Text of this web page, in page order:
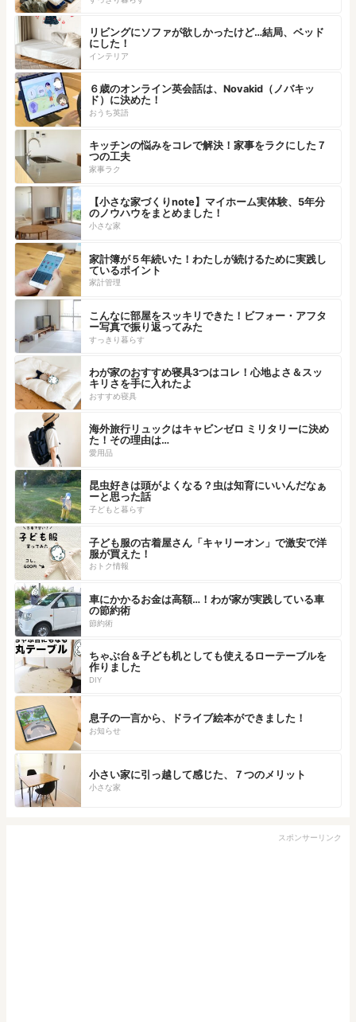
リビングにソファが欲しかったけど…結局、ベッド
にした！
インテリア
６歳のオンライン英会話は、Novakid（ノバキッ
ド）に決めた！
おうち英語
キッチンの悩みをコレで解決！家事をラクにした７
つの工夫
家事ラク
【小さな家づくりnote】マイホーム実体験、5年分
のノウハウをまとめました！
小さな家
家計簿が５年続いた！わたしが続けるために実践し
ているポイント
家計管理
こんなに部屋をスッキリできた！ビフォー・アフタ
ー写真で振り返ってみた
すっきり暮らす
わが家のおすすめ寝具3つはコレ！心地よさ＆スッ
キリさを手に入れたよ
おすすめ寝具
海外旅行リュックはキャビンゼロ ミリタリーに決め
た！その理由は…
愛用品
昆虫好きは頭がよくなる？虫は知育にいいんだなぁ
ーと思った話
子どもと暮らす
子ども服の古着屋さん「キャリーオン」で激安で洋
服が買えた！
おトク情報
車にかかるお金は高額…！わが家が実践している車
の節約術
節約術
ちゃぶ台＆子ども机としても使えるローテーブルを
作りました
DIY
息子の一言から、ドライブ絵本ができました！
お知らせ
小さい家に引っ越して感じた、７つのメリット
小さな家
スポンサーリンク